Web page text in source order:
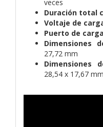
veces
Duración total
Voltaje de
Puerto de
Dimensiones
27,72 mm
Dimensiones
28,54 x 17,67 mm